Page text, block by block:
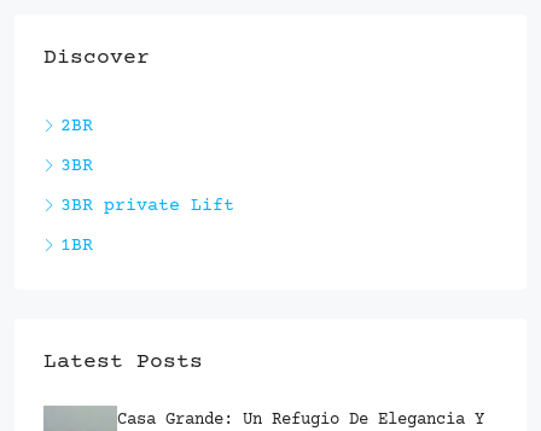
Discover
2BR
3BR
3BR private Lift
1BR
Latest Posts
Casa Grande: Un Refugio De Elegancia Y